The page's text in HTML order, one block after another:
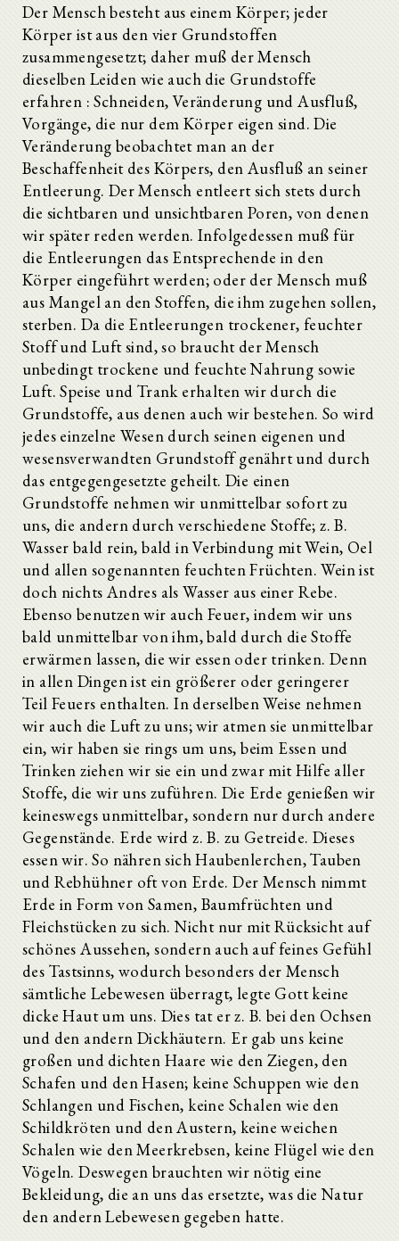
Der Mensch besteht aus einem Körper; jeder
Körper ist aus den vier Grundstoffen
zusammengesetzt; daher muß der Mensch
dieselben Leiden wie auch die Grundstoffe
erfahren : Schneiden, Veränderung und Ausfluß,
Vorgänge, die nur dem Körper eigen sind. Die
Veränderung beobachtet man an der
Beschaffenheit des Körpers, den Ausfluß an seiner
Entleerung. Der Mensch entleert sich stets durch
die sichtbaren und unsichtbaren Poren, von denen
wir später reden werden. Infolgedessen muß für
die Entleerungen das Entsprechende in den
Körper eingeführt werden; oder der Mensch muß
aus Mangel an den Stoffen, die ihm zugehen sollen,
sterben. Da die Entleerungen trockener, feuchter
Stoff und Luft sind, so braucht der Mensch
unbedingt trockene und feuchte Nahrung sowie
Luft. Speise und Trank erhalten wir durch die
Grundstoffe, aus denen auch wir bestehen. So wird
jedes einzelne Wesen durch seinen eigenen und
wesensverwandten Grundstoff genährt und durch
das entgegengesetzte geheilt. Die einen
Grundstoffe nehmen wir unmittelbar sofort zu
uns, die andern durch verschiedene Stoffe; z. B.
Wasser bald rein, bald in Verbindung mit Wein, Oel
und allen sogenannten feuchten Früchten. Wein ist
doch nichts Andres als Wasser aus einer Rebe.
Ebenso benutzen wir auch Feuer, indem wir uns
bald unmittelbar von ihm, bald durch die Stoffe
erwärmen lassen, die wir essen oder trinken. Denn
in allen Dingen ist ein größerer oder geringerer
Teil Feuers enthalten. In derselben Weise nehmen
wir auch die Luft zu uns; wir atmen sie unmittelbar
ein, wir haben sie rings um uns, beim Essen und
Trinken ziehen wir sie ein und zwar mit Hilfe aller
Stoffe, die wir uns zuführen. Die Erde genießen wir
keineswegs unmittelbar, sondern nur durch andere
Gegenstände. Erde wird z. B. zu Getreide. Dieses
essen wir. So nähren sich Haubenlerchen, Tauben
und Rebhühner oft von Erde. Der Mensch nimmt
Erde in Form von Samen, Baumfrüchten und
Fleichstücken zu sich. Nicht nur mit Rücksicht auf
schönes Aussehen, sondern auch auf feines Gefühl
des Tastsinns, wodurch besonders der Mensch
sämtliche Lebewesen überragt, legte Gott keine
dicke Haut um uns. Dies tat er z. B. bei den Ochsen
und den andern Dickhäutern. Er gab uns keine
großen und dichten Haare wie den Ziegen, den
Schafen und den Hasen; keine Schuppen wie den
Schlangen und Fischen, keine Schalen wie den
Schildkröten und den Austern, keine weichen
Schalen wie den Meerkrebsen, keine Flügel wie den
Vögeln. Deswegen brauchten wir nötig eine
Bekleidung, die an uns das ersetzte, was die Natur
den andern Lebewesen gegeben hatte.